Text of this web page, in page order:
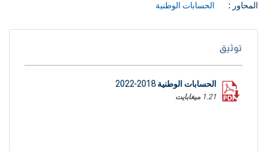
المحاور : الحسابات الوطنية
توثيق
الحسابات الوطنية 2018-2022
1.21 ميغابايت